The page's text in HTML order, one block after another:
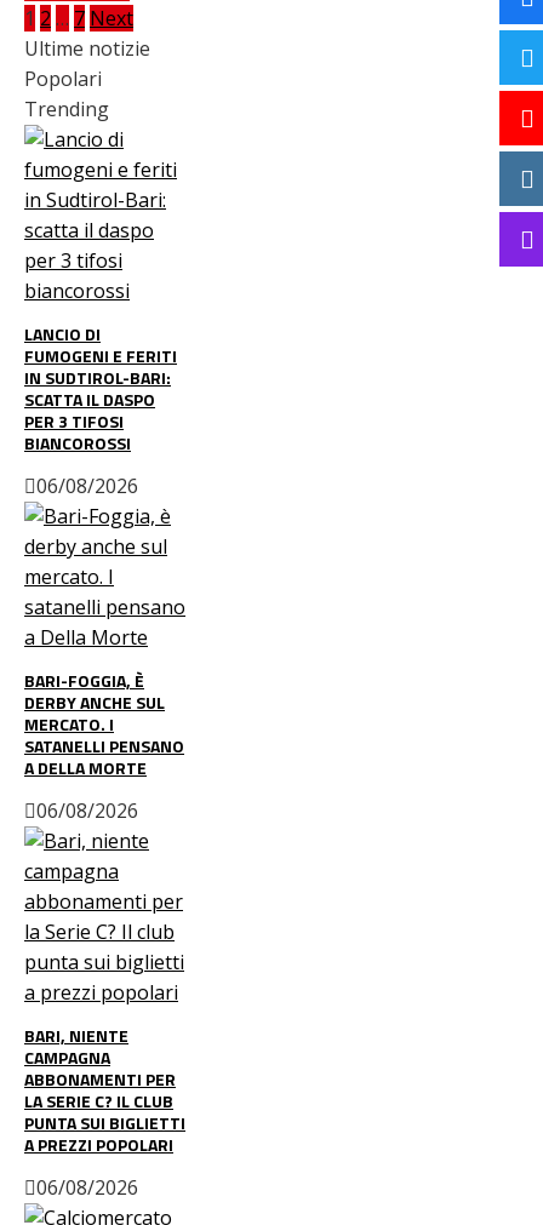
Paginazione
degli
articoli
1 2 … 7 Next
Ultime notizie
Popolari
Trending
LANCIO DI
FUMOGENI E FERITI
IN SUDTIROL-BARI:
SCATTA IL DASPO
PER 3 TIFOSI
BIANCOROSSI
06/08/2026
BARI-FOGGIA, È
DERBY ANCHE SUL
MERCATO. I
SATANELLI PENSANO
A DELLA MORTE
06/08/2026
BARI, NIENTE
CAMPAGNA
ABBONAMENTI PER
LA SERIE C? IL CLUB
PUNTA SUI BIGLIETTI
A PREZZI POPOLARI
06/08/2026